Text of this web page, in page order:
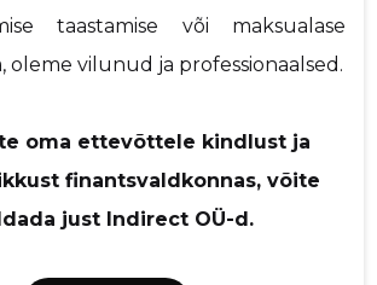
taastamise või maksualase
oleme vilunud ja professionaalsed.
oma ettevõttele kindlust ja
finantsvaldkonnas, võite
just Indirect OÜ-d.